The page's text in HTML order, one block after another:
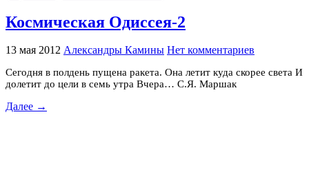
Космическая Одиссея-2
13 мая 2012 Александры Камины Нет комментариев
Сегодня в полдень пущена ракета. Она летит куда скорее света И
долетит до цели в семь утра Вчера… С.Я. Маршак
Далее →